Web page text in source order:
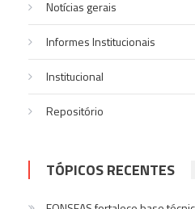
Notí­cias gerais
Informes Institucionais
Institucional
Repositório
TÓPICOS RECENTES